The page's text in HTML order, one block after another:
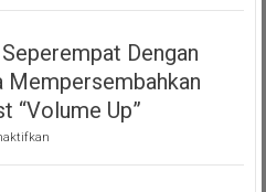
Dengan
Mempersembahkan
“Volume Up”
pada
Seperempat